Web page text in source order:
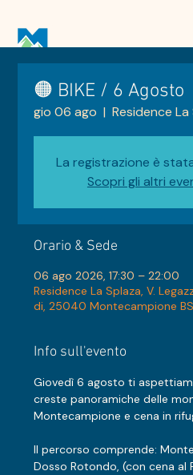
🟠 BIKE / 6 Agosto
gio 06 ago
  |
Residence La
La registrazione è
Scopri gli altri
Orario & Sede
06 ago 2026, 17:30 – 22:00
Residence La Splaza, V.
di, 25040 Montecampione
Info sull'evento
Giovedì 6 agosto ti
creste panoramiche delle
Montecampione e cena in
Il percorso comprende:
Dosso Rotondo, (con cena al